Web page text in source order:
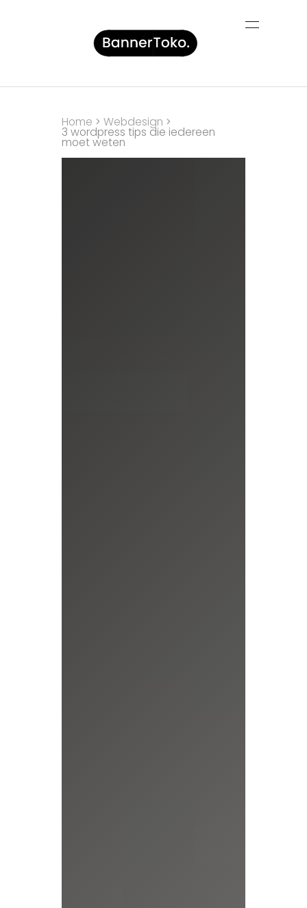
Home Webdesign
3 wordpress tips die iedereen
moet weten